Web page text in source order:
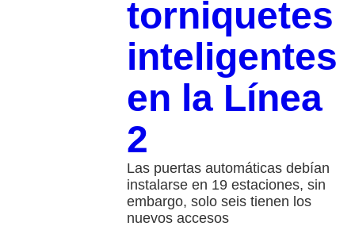
torniquetes
inteligentes
en la Línea
2
Las puertas automáticas debían
instalarse en 19 estaciones, sin
embargo, solo seis tienen los
nuevos accesos